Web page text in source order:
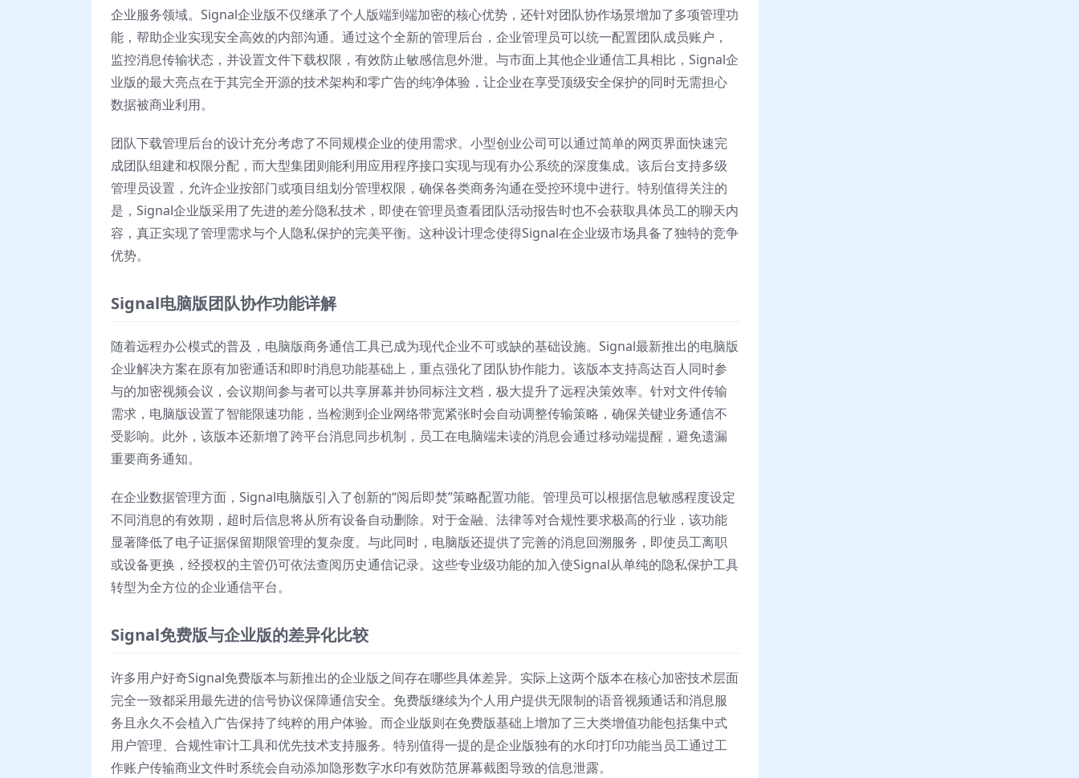
企业服务领域。Signal企业版不仅继承了个人版端到端加密的核心优势，还针对团队协作场景增加了多项管理功
能，帮助企业实现安全高效的内部沟通。通过这个全新的管理后台，企业管理员可以统一配置团队成员账户，
监控消息传输状态，并设置文件下载权限，有效防止敏感信息外泄。与市面上其他企业通信工具相比，Signal企
业版的最大亮点在于其完全开源的技术架构和零广告的纯净体验，让企业在享受顶级安全保护的同时无需担心
数据被商业利用。
团队下载管理后台的设计充分考虑了不同规模企业的使用需求。小型创业公司可以通过简单的网页界面快速完
成团队组建和权限分配，而大型集团则能利用应用程序接口实现与现有办公系统的深度集成。该后台支持多级
管理员设置，允许企业按部门或项目组划分管理权限，确保各类商务沟通在受控环境中进行。特别值得关注的
是，Signal企业版采用了先进的差分隐私技术，即使在管理员查看团队活动报告时也不会获取具体员工的聊天内
容，真正实现了管理需求与个人隐私保护的完美平衡。这种设计理念使得Signal在企业级市场具备了独特的竞争
优势。
Signal电脑版团队协作功能详解
随着远程办公模式的普及，电脑版商务通信工具已成为现代企业不可或缺的基础设施。Signal最新推出的电脑版
企业解决方案在原有加密通话和即时消息功能基础上，重点强化了团队协作能力。该版本支持高达百人同时参
与的加密视频会议，会议期间参与者可以共享屏幕并协同标注文档，极大提升了远程决策效率。针对文件传输
需求，电脑版设置了智能限速功能，当检测到企业网络带宽紧张时会自动调整传输策略，确保关键业务通信不
受影响。此外，该版本还新增了跨平台消息同步机制，员工在电脑端未读的消息会通过移动端提醒，避免遗漏
重要商务通知。
在企业数据管理方面，Signal电脑版引入了创新的“阅后即焚”策略配置功能。管理员可以根据信息敏感程度设定
不同消息的有效期，超时后信息将从所有设备自动删除。对于金融、法律等对合规性要求极高的行业，该功能
显著降低了电子证据保留期限管理的复杂度。与此同时，电脑版还提供了完善的消息回溯服务，即使员工离职
或设备更换，经授权的主管仍可依法查阅历史通信记录。这些专业级功能的加入使Signal从单纯的隐私保护工具
转型为全方位的企业通信平台。
Signal免费版与企业版的差异化比较
许多用户好奇Signal免费版本与新推出的企业版之间存在哪些具体差异。实际上这两个版本在核心加密技术层面
完全一致都采用最先进的信号协议保障通信安全。免费版继续为个人用户提供无限制的语音视频通话和消息服
务且永久不会植入广告保持了纯粹的用户体验。而企业版则在免费版基础上增加了三大类增值功能包括集中式
用户管理、合规性审计工具和优先技术支持服务。特别值得一提的是企业版独有的水印打印功能当员工通过工
作账户传输商业文件时系统会自动添加隐形数字水印有效防范屏幕截图导致的信息泄露。